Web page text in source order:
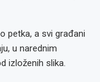
petka, a svi građani
u narednim
izloženih slika.